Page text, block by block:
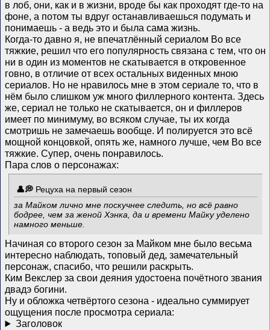
в лоб, они, как и в жизни, вроде бы как проходят где-то на
фоне, а потом ты вдруг останавливаешься подумать и
понимаешь - а ведь это и была сама жизнь.
Когда-то давно я, не впечатлённый сериалом Во все
тяжкие, решил что его популярность связана с тем, что он
ни в один из моментов не скатывается в откровенное
говно, в отличие от всех остальных виденных мною
сериалов. Но не нравилось мне в этом сериале то, что в
нём было слишком уж много филлерного контента. Здесь
же, сериал не только не скатывается, он и филлеров
имеет по минимуму, во всяком случае, ты их когда
смотришь не замечаешь вообще. И полируется это всё
мощной концовкой, опять же, намного лучше, чем Во все
тяжкие. Супер, очень понравилось.
Пара слов о персонажах:
Рецуха на первый сезон
за Майком лично мне поскучнее следить, но всё равно
бодрее, чем за женой Хэнка, да и времени Майку уделено
намного меньше.
Начиная со второго сезон за Майком мне было весьма
интересно наблюдать, топовый дед, замечательный
персонаж, спасибо, что решили раскрыть.
Ким Векслер за свои деяния удостоена почётного звания
двадэ богини.
Ну и обложка четвёртого сезона - идеально суммирует
ощущения после просмотра сериала:
Заголовок